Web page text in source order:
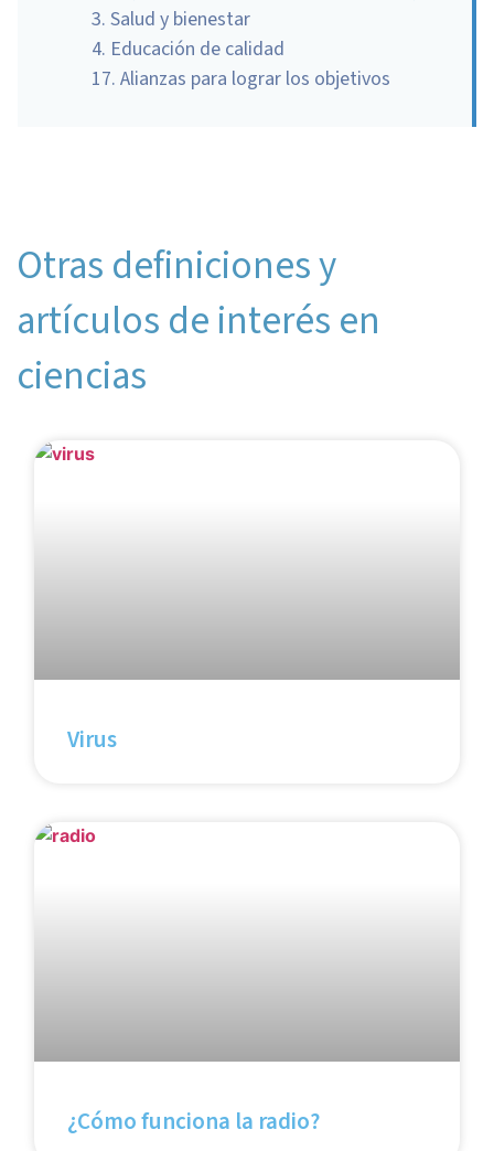
3. Salud y bienestar
4. Educación de calidad
17. Alianzas para lograr los objetivos
Otras definiciones y
artículos de interés en
ciencias
Virus
¿Cómo funciona la radio?